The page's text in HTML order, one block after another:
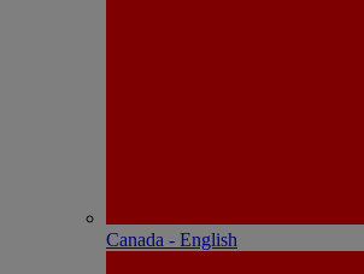
Canada - English